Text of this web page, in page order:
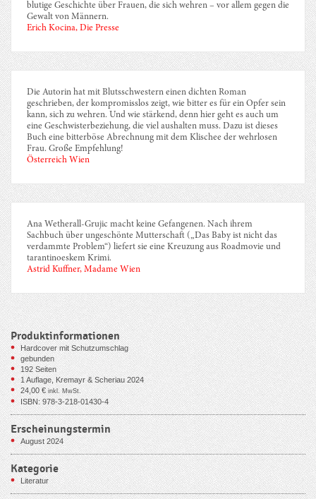
blutige Geschichte über Frauen, die sich wehren – vor allem gegen die
Gewalt von Männern.
Erich Kocina, Die Presse
Die Autorin hat mit Blutsschwestern einen dichten Roman
geschrieben, der kompromisslos zeigt, wie bitter es für ein Opfer sein
kann, sich zu wehren. Und wie stärkend, denn hier geht es auch um
eine Geschwisterbeziehung, die viel aushalten muss. Dazu ist dieses
Buch eine bitterböse Abrechnung mit dem Klischee der wehrlosen
Frau. Große Empfehlung!
Österreich Wien
Ana Wetherall-Grujic macht keine Gefangenen. Nach ihrem
Sachbuch über ungeschönte Mutterschaft („Das Baby ist nicht das
verdammte Problem“) liefert sie eine Kreuzung aus Roadmovie und
tarantinoeskem Krimi.
Astrid Kuffner, Madame Wien
Produktinformationen
Hardcover mit Schutzumschlag
gebunden
192Seiten
1 Auflage, Kremayr & Scheriau 2024
24,00€ inkl. MwSt.
ISBN: 978-3-218-01430-4
Erscheinungstermin
August 2024
Kategorie
Literatur